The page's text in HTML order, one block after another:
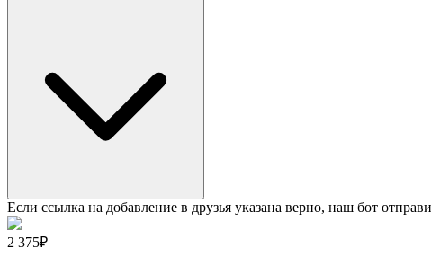
Если ссылка на добавление в друзья указана верно, наш бот
2 375₽